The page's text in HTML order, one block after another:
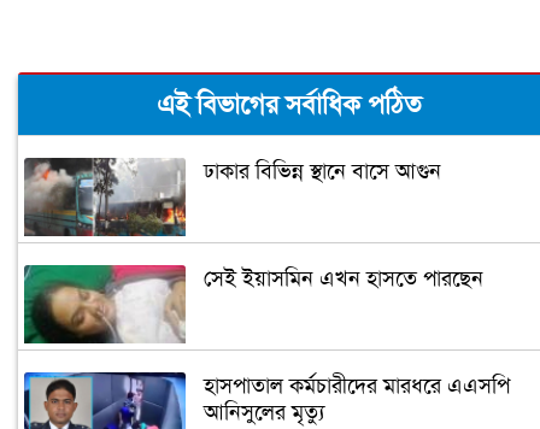
এই বিভাগের সর্বাধিক পঠিত
ঢাকার বিভিন্ন স্থানে বাসে আগুন
সেই ইয়াসমিন এখন হাসতে পারছেন
হাসপাতাল কর্মচারীদের মারধরে এএসপি
আনিসুলের মৃত্যু